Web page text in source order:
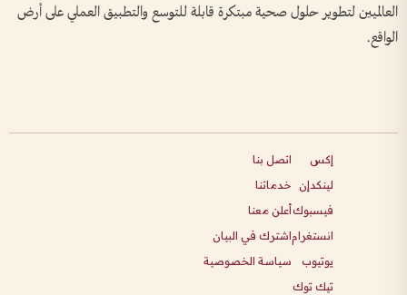
العالميين لتطوير حلول صحية مبتكرة قابلة للتوسع والتطبيق العملي على أرض
الواقع.
إكس
لينكدإن
فيسبوك
انستغرام
يوتيوب
تيك توك
اتصل بنا
خدماتنا
أعلن معنا
اشترك في البيان
سياسة الخصوصية